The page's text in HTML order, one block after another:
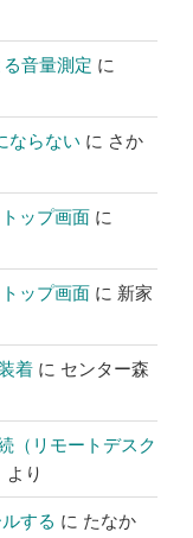
音量測定 に
ならない に さか
ップ画面 に
ップ画面 に 新家
着 に センター森
（リモートデスク
より
する に たなか